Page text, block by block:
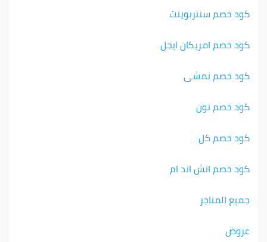
كود خصم سنتربوينت
كود خصم امريكان ايجل
كود خصم نمشي
كود خصم نون
كود خصم كل
كود خصم اتش اند ام
جميع المتاجر
عروض